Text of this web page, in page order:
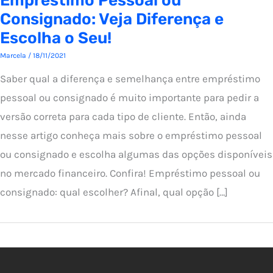
Consignado: Veja Diferença e
Escolha o Seu!
Marcela / 18/11/2021
Saber qual a diferença e semelhança entre empréstimo
pessoal ou consignado é muito importante para pedir a
versão correta para cada tipo de cliente. Então, ainda
nesse artigo conheça mais sobre o empréstimo pessoal
ou consignado e escolha algumas das opções disponíveis
no mercado financeiro. Confira! Empréstimo pessoal ou
consignado: qual escolher? Afinal, qual opção […]